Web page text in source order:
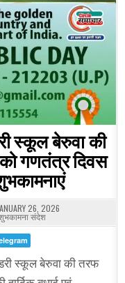
स्कूल बेरुवा की
गणतंत्र दिवस
26, 2026
संदेश
स्कूल बेरुवा की तरफ